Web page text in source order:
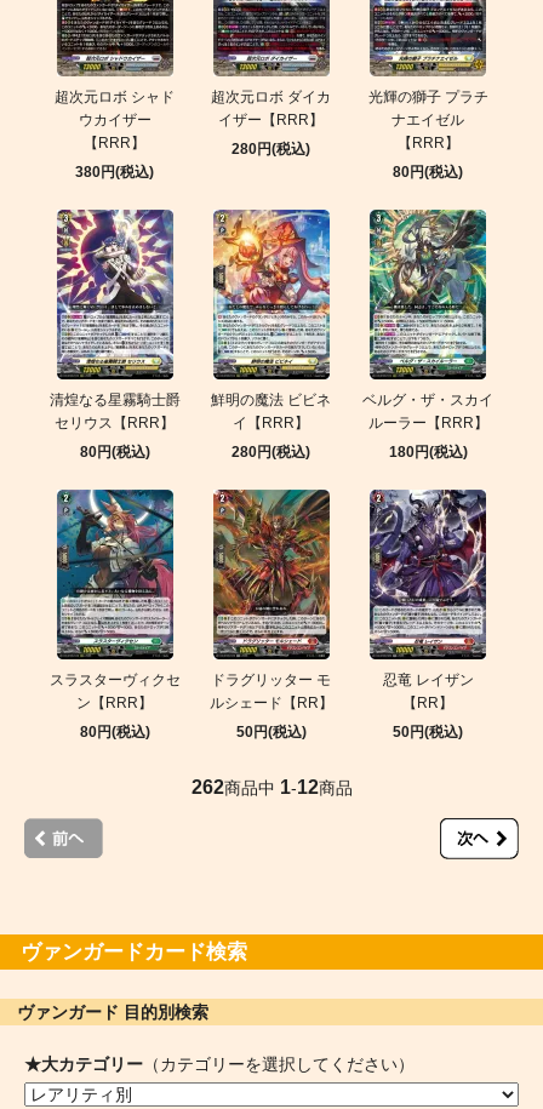
超次元ロボ シャド
ウカイザー
【RRR】
380円(税込)
超次元ロボ ダイカ
イザー【RRR】
280円(税込)
光輝の獅子 プラチ
ナエイゼル
【RRR】
80円(税込)
清煌なる星霧騎士爵
セリウス【RRR】
80円(税込)
鮮明の魔法 ビビネ
イ【RRR】
280円(税込)
ベルグ・ザ・スカイ
ルーラー【RRR】
180円(税込)
スラスターヴィクセ
ン【RRR】
80円(税込)
ドラグリッター モ
ルシェード【RR】
50円(税込)
忍竜 レイザン
【RR】
50円(税込)
262商品中 1-12商品
ヴァンガードカード検索
ヴァンガード 目的別検索
★大カテゴリー （カテゴリーを選択してください）